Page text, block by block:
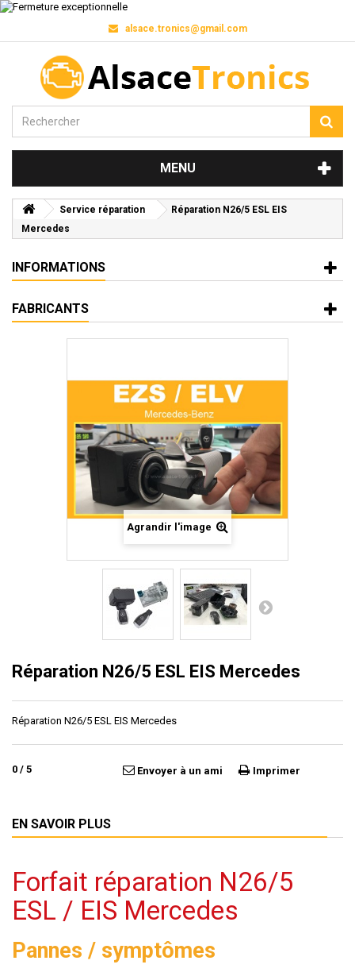
alsace.tronics@gmail.com
MENU
Service réparation
Réparation N26/5 ESL EIS
Mercedes
INFORMATIONS
FABRICANTS
Agrandir l'image
Réparation N26/5 ESL EIS Mercedes
Réparation N26/5 ESL EIS Mercedes
0 / 5 Envoyer à un ami Imprimer
EN SAVOIR PLUS
Forfait réparation N26/5
ESL / EIS Mercedes
Pannes / symptômes